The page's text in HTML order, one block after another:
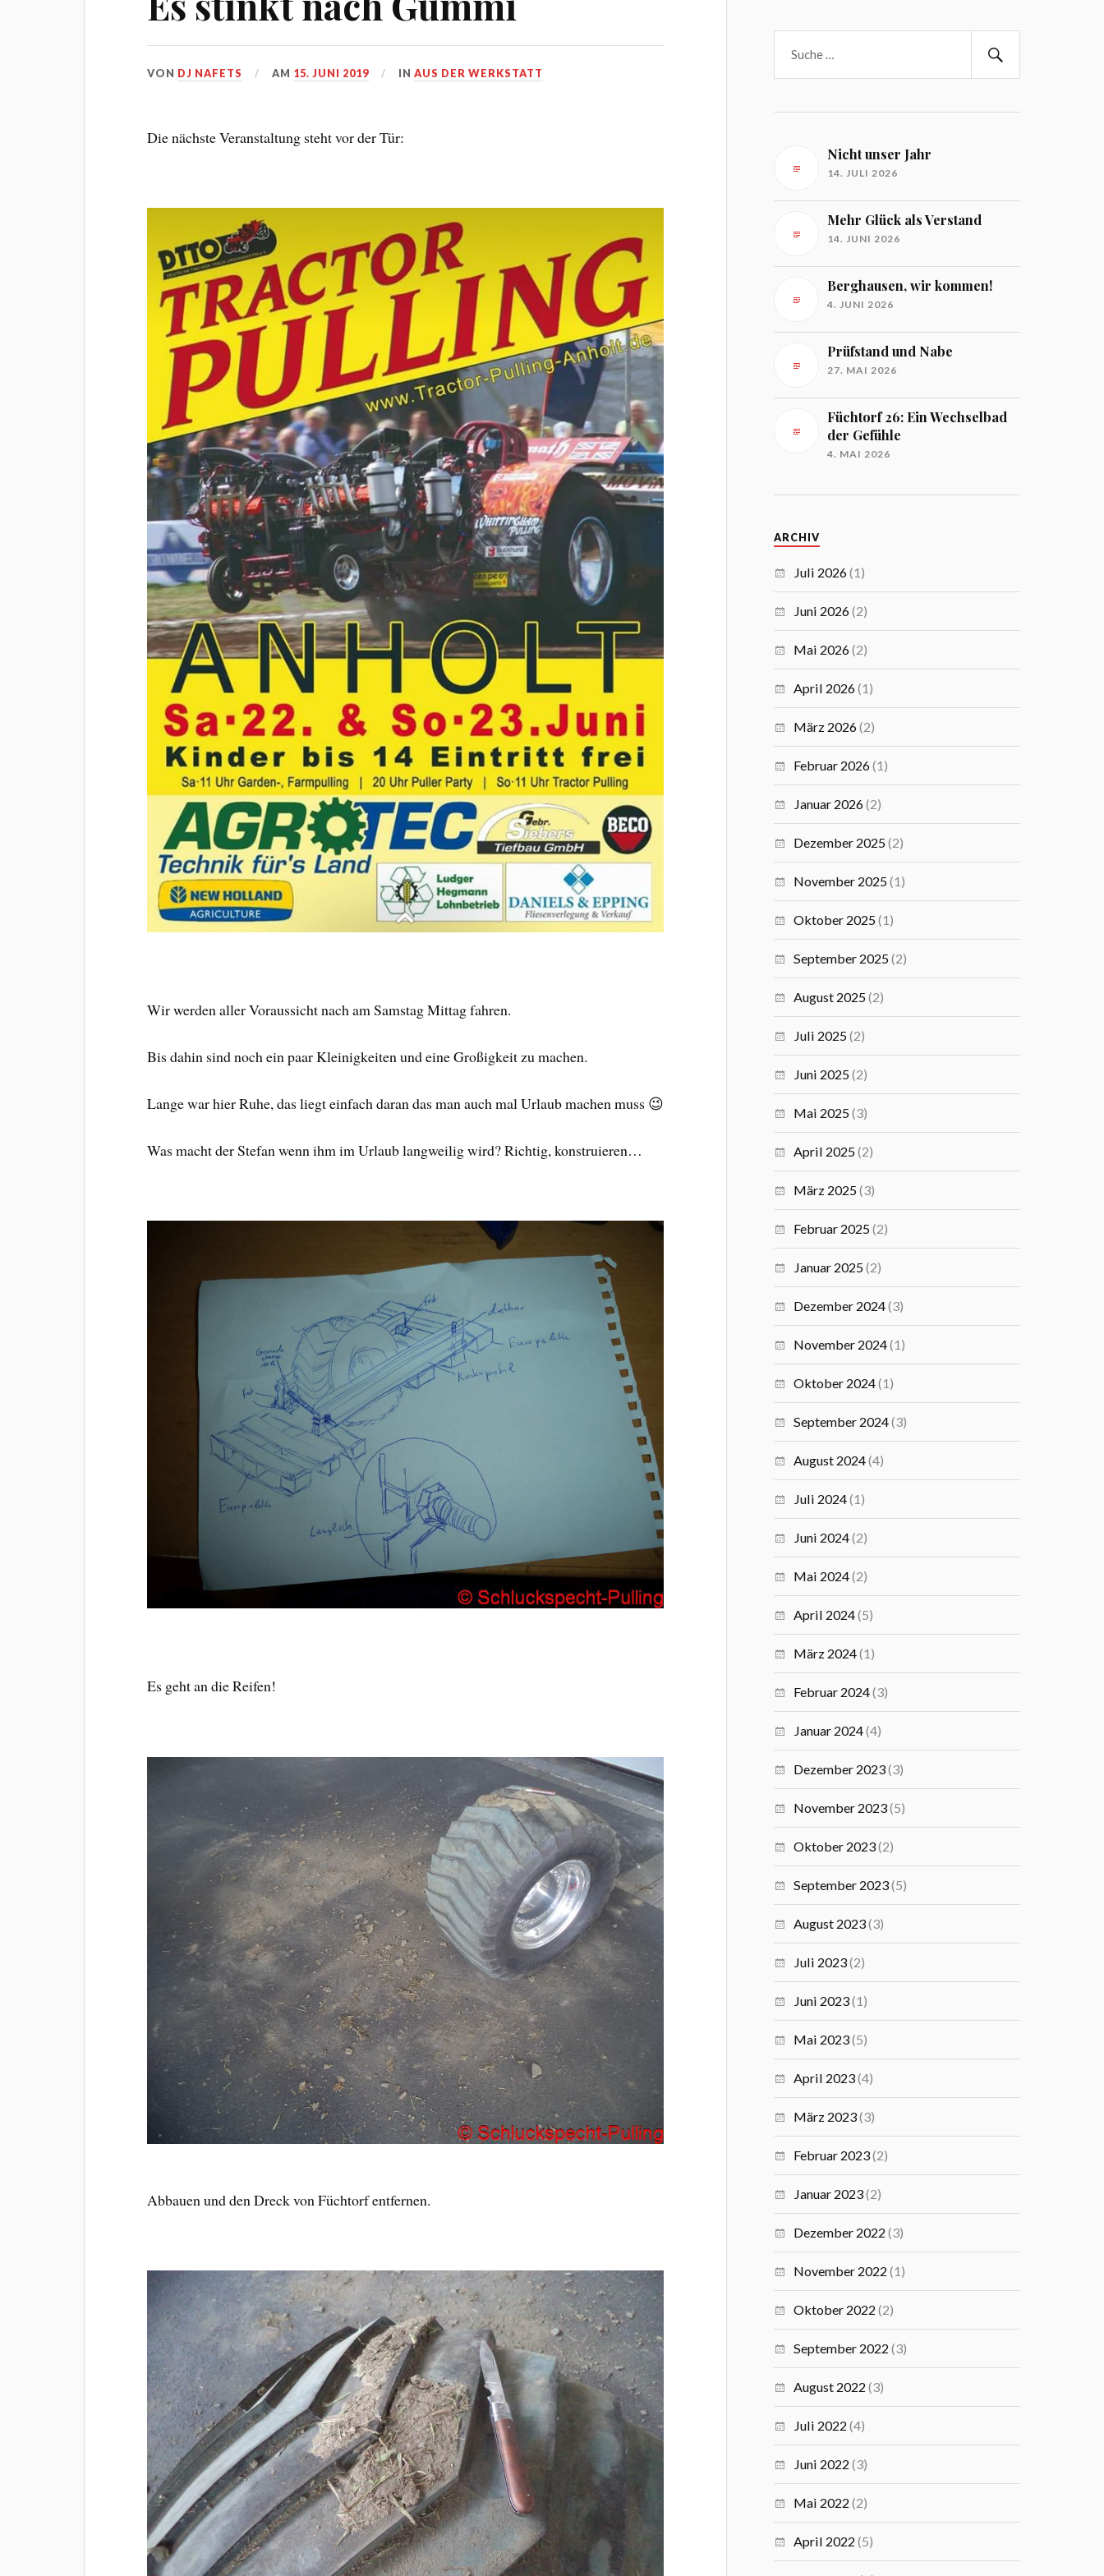
VON DJ NAFETS AM 15. JUNI 2019 INAUS DER WERKSTATT
Die nächste Veranstaltung steht vor der Tür:
Wir werden aller Voraussicht nach am Samstag Mittag fahren.
Bis dahin sind noch ein paar Kleinigkeiten und eine Großigkeit zu machen.
Lange war hier Ruhe, das liegt einfach daran das man auch mal Urlaub machen muss 😉
Was macht der Stefan wenn ihm im Urlaub langweilig wird? Richtig, konstruieren…
Es geht an die Reifen!
Abbauen und den Dreck von Füchtorf entfernen.
Nicht unser Jahr
14. JULI 2026
Mehr Glück als Verstand
14. JUNI 2026
Berghausen, wir kommen!
4. JUNI 2026
Prüfstand und Nabe
27. MAI 2026
Füchtorf 26: Ein Wechselbad
der Gefühle
4. MAI 2026
ARCHIV
Juli 2026(1)
Juni 2026(2)
Mai 2026(2)
April 2026(1)
März 2026(2)
Februar 2026(1)
Januar 2026(2)
Dezember 2025(2)
November 2025(1)
Oktober 2025(1)
September 2025(2)
August 2025(2)
Juli 2025(2)
Juni 2025(2)
Mai 2025(3)
April 2025(2)
März 2025(3)
Februar 2025(2)
Januar 2025(2)
Dezember 2024(3)
November 2024(1)
Oktober 2024(1)
September 2024(3)
August 2024(4)
Juli 2024(1)
Juni 2024(2)
Mai 2024(2)
April 2024(5)
März 2024(1)
Februar 2024(3)
Januar 2024(4)
Dezember 2023(3)
November 2023(5)
Oktober 2023(2)
September 2023(5)
August 2023(3)
Juli 2023(2)
Juni 2023(1)
Mai 2023(5)
April 2023(4)
März 2023(3)
Februar 2023(2)
Januar 2023(2)
Dezember 2022 (3)
November 2022 (1)
Oktober 2022 (2)
September 2022 (3)
August 2022 (3)
Juli 2022 (4)
Juni 2022 (3)
Mai 2022 (2)
April 2022 (5)